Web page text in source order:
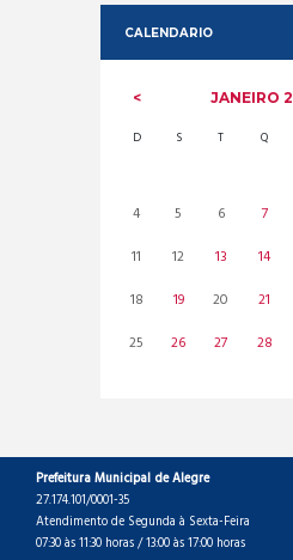
CALENDARIO
JANEIRO
D S T Q
4
5 6 7
11
12 13 14
18
19 20 21
25
26 27 28
Prefeitura Municipal de Alegre
27.174.101/0001-35
Atendimento de Segunda à Sexta-Feira
07:30 às 11:30 horas / 13:00 às 17:00 horas